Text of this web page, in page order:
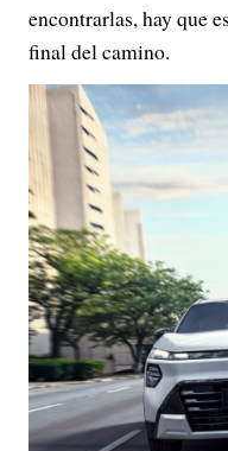
encontrarlas, hay que
final del camino.